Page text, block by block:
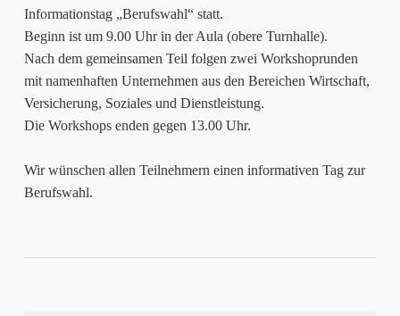
Informationstag „Berufswahl“ statt.
Beginn ist um 9.00 Uhr in der Aula (obere Turnhalle).
Nach dem gemeinsamen Teil folgen zwei Workshoprunden
mit namenhaften Unternehmen aus den Bereichen Wirtschaft,
Versicherung, Soziales und Dienstleistung.
Die Workshops enden gegen 13.00 Uhr.
Wir wünschen allen Teilnehmern einen informativen Tag zur
Berufswahl.